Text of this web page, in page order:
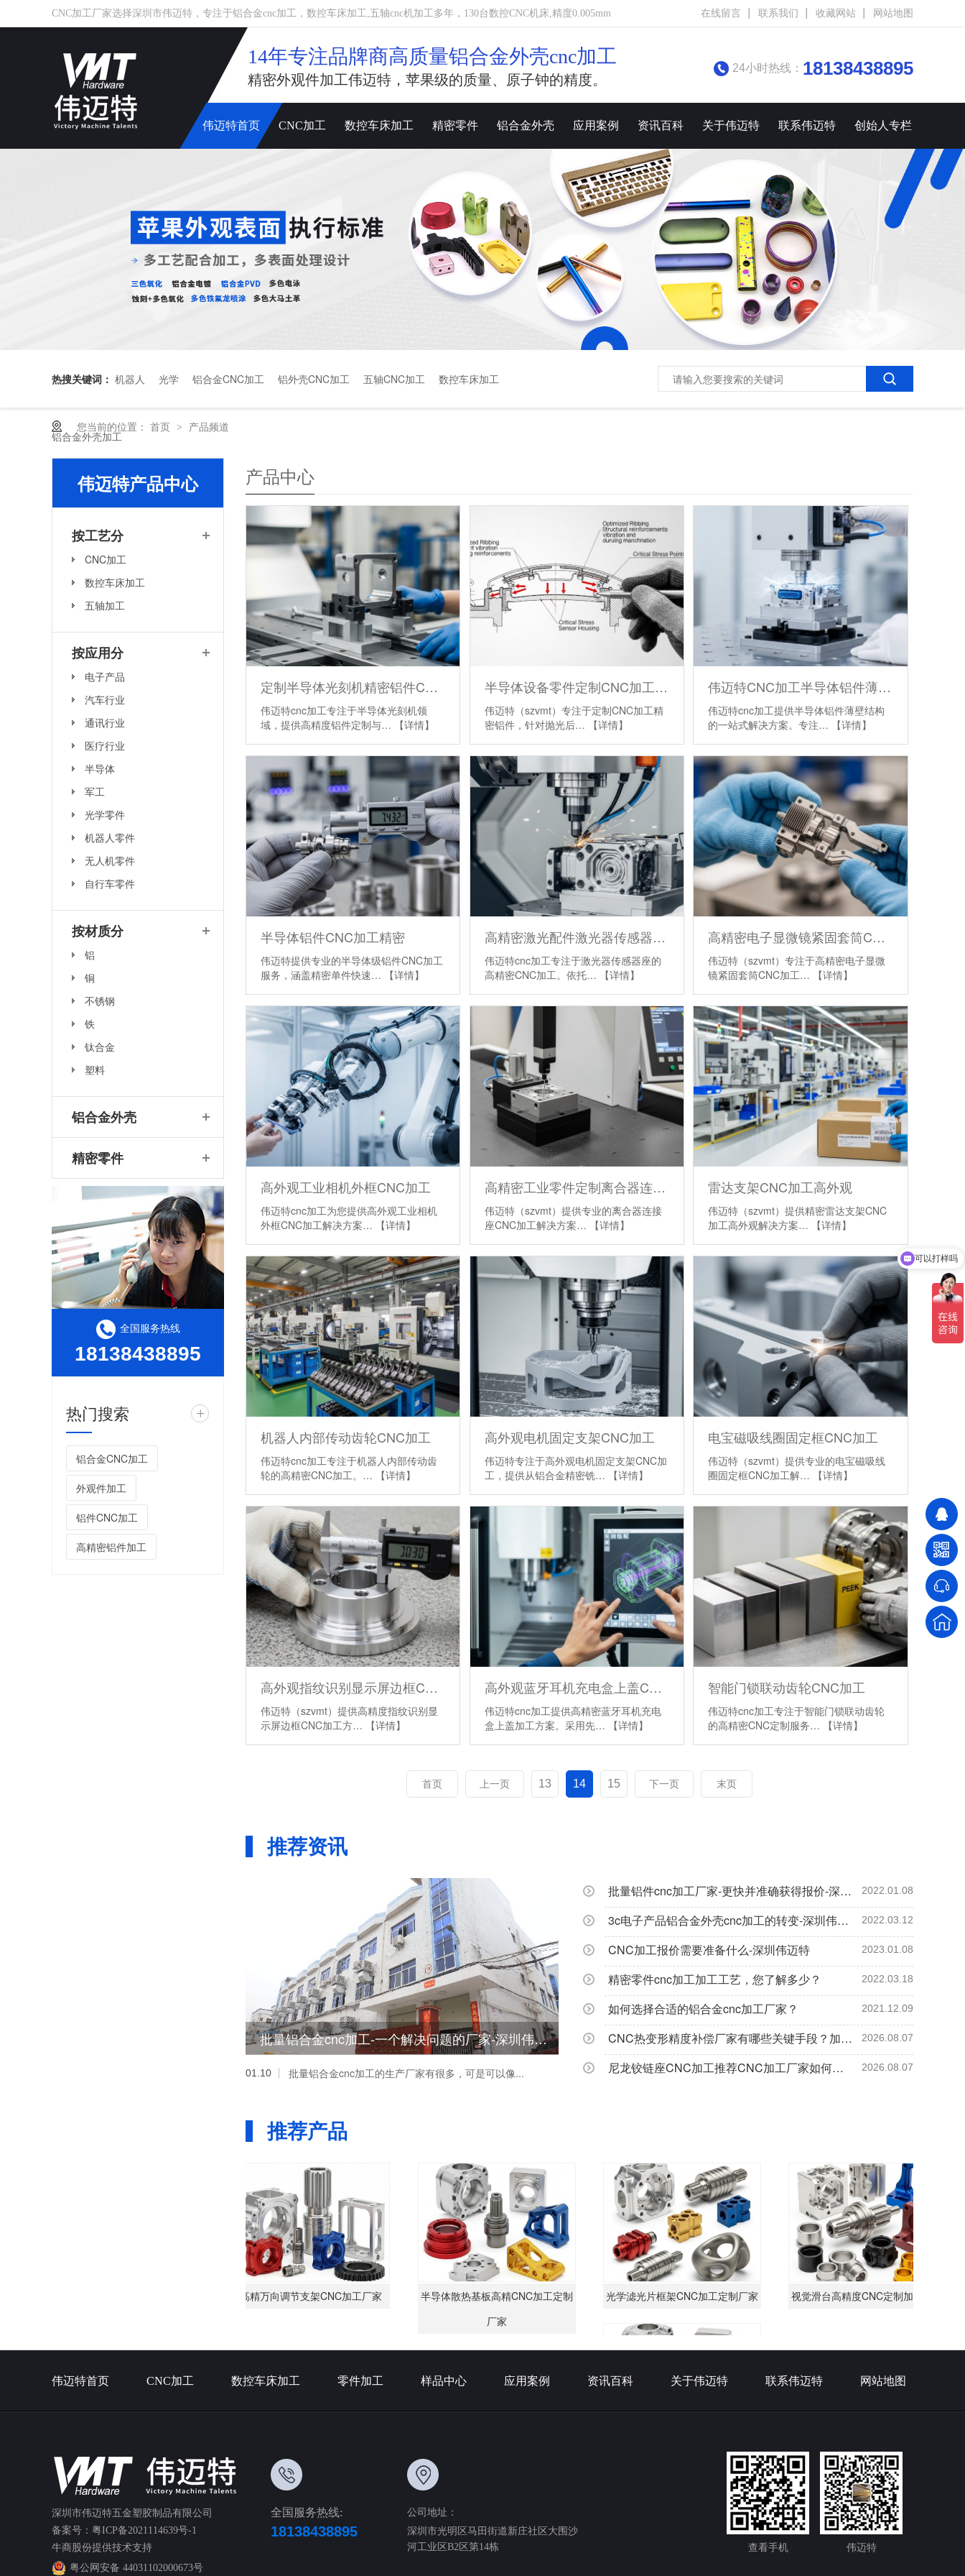
在线留言 联系我们 收藏网站 网站地图
CNC加工厂家选择深圳市伟迈特，专注于铝合金cnc加工，数控车床加工,五轴cnc机加工多年，130台数控CNC机床,精度0.005mm
14年专注品牌商高质量铝合金外壳cnc加工
精密外观件加工伟迈特，苹果级的质量、原子钟的精度。
24小时热线： 18138438895
伟迈特首页 CNC加工 数控车床加工 精密零件 铝合金外壳 应用案例 资讯百科 关于伟迈特 联系伟迈特 创始人专栏
热搜关键词： 机器人 光学 铝合金CNC加工 铝外壳CNC加工 五轴CNC加工 数控车床加工
铝合金外壳加工
您当前的位置： 首页 > 产品频道
产品中心
定制半导体光刻机精密铝件CNC微细加工
伟迈特cnc加工专注于半导体光刻机领
域，提供高精度铝件定制与…
【详情】
半导体设备零件定制CNC加工精密铝件抛光
伟迈特（szvmt）专注于定制CNC加工精
密铝件，针对抛光后…
【详情】
伟迈特CNC加工半导体铝件薄壁结构
伟迈特cnc加工提供半导体铝件薄壁结构
的一站式解决方案。专注…
【详情】
半导体铝件CNC加工精密
伟迈特提供专业的半导体级铝件CNC加工
服务，涵盖精密单件快速…
【详情】
高精密激光配件激光器传感器座CNC加工
伟迈特cnc加工专注于激光器传感器座的
高精密CNC加工。依托…
【详情】
高精密电子显微镜紧固套筒CNC加工
伟迈特（szvmt）专注于高精密电子显微
镜紧固套筒CNC加工…
【详情】
高外观工业相机外框CNC加工
伟迈特cnc加工为您提供高外观工业相机
外框CNC加工解决方案…
【详情】
高精密工业零件定制离合器连接座CNC加工
伟迈特（szvmt）提供专业的离合器连接
座CNC加工解决方案…
【详情】
雷达支架CNC加工高外观
伟迈特（szvmt）提供精密雷达支架CNC
加工高外观解决方案…
【详情】
机器人内部传动齿轮CNC加工
伟迈特cnc加工专注于机器人内部传动齿
轮的高精密CNC加工。…
【详情】
高外观电机固定支架CNC加工
伟迈特专注于高外观电机固定支架CNC加
工，提供从铝合金精密铣…
【详情】
电宝磁吸线圈固定框CNC加工
伟迈特（szvmt）提供专业的电宝磁吸线
圈固定框CNC加工解…
【详情】
高外观指纹识别显示屏边框CNC加工
伟迈特（szvmt）提供高精度指纹识别显
示屏边框CNC加工方…
【详情】
高外观蓝牙耳机充电盒上盖CNC加工
伟迈特cnc加工提供高精密蓝牙耳机充电
盒上盖加工方案。采用先…
【详情】
智能门锁联动齿轮CNC加工
伟迈特cnc加工专注于智能门锁联动齿轮
的高精密CNC定制服务…
【详情】
首页 上一页 13 14 15 下一页 末页
推荐资讯
批量铝合金cnc加工-一个解决问题的厂家-深圳伟迈特
01.10 批量铝合金cnc加工的生产厂家有很多，可是可以像...
批量铝件cnc加工厂家-更快并准确获得报价-深圳伟迈特 2022.01.08
3c电子产品铝合金外壳cnc加工的转变-深圳伟迈特 2022.03.12
CNC加工报价需要准备什么-深圳伟迈特 2023.01.08
精密零件cnc加工加工工艺，您了解多少？ 2022.03.18
如何选择合适的铝合金cnc加工厂家？ 2021.12.09
CNC热变形精度补偿厂家有哪些关键手段？加工厂3个要点保批量精度 2026.08.07
尼龙铰链座CNC加工推荐CNC加工厂家如何保证控制要点判断方法5项指标 2026.08.07
推荐产品
高精万向调节支架CNC加工厂家
半导体散热基板高精CNC加工定制
光学滤光片框架CNC加工定制厂家 视觉滑台高精度CNC定制加工厂家
伟迈特产品中心
按工艺分
CNC加工
数控车床加工
五轴加工
按应用分
电子产品
汽车行业
通讯行业
医疗行业
半导体
军工
光学零件
机器人零件
无人机零件
自行车零件
按材质分
铝
铜
不锈钢
铁
钛合金
塑料
铝合金外壳
精密零件
全国服务热线
18138438895
热门搜索 +
铝合金CNC加工
外观件加工
铝件CNC加工
高精密铝件加工
伟迈特首页 CNC加工 数控车床加工 零件加工 样品中心 应用案例 资讯百科 关于伟迈特 联系伟迈特 网站地图
深圳市伟迈特五金塑胶制品有限公司
备案号： 粤ICP备2021114639号-1
牛商股份提供技术支持
粤公网安备 44031102000673号
全国服务热线:
18138438895
公司地址：
深圳市光明区马田街道新庄社区大围沙
河工业区B2区第14栋
伟迈特
查看手机
可以打样吗
表面处理可以做哪些